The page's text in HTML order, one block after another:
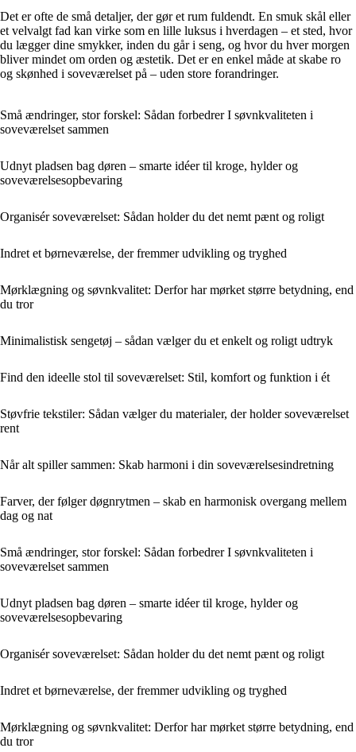
Det er ofte de små detaljer, der gør et rum fuldendt. En smuk skål eller
et velvalgt fad kan virke som en lille luksus i hverdagen – et sted, hvor
du lægger dine smykker, inden du går i seng, og hvor du hver morgen
bliver mindet om orden og æstetik. Det er en enkel måde at skabe ro
og skønhed i soveværelset på – uden store forandringer.
Små ændringer, stor forskel: Sådan forbedrer I søvnkvaliteten i
soveværelset sammen
Udnyt pladsen bag døren – smarte idéer til kroge, hylder og
soveværelsesopbevaring
Organisér soveværelset: Sådan holder du det nemt pænt og roligt
Indret et børneværelse, der fremmer udvikling og tryghed
Mørklægning og søvnkvalitet: Derfor har mørket større betydning, end
du tror
Minimalistisk sengetøj – sådan vælger du et enkelt og roligt udtryk
Find den ideelle stol til soveværelset: Stil, komfort og funktion i ét
Støvfrie tekstiler: Sådan vælger du materialer, der holder soveværelset
rent
Når alt spiller sammen: Skab harmoni i din soveværelsesindretning
Farver, der følger døgnrytmen – skab en harmonisk overgang mellem
dag og nat
Små ændringer, stor forskel: Sådan forbedrer I søvnkvaliteten i
soveværelset sammen
Udnyt pladsen bag døren – smarte idéer til kroge, hylder og
soveværelsesopbevaring
Organisér soveværelset: Sådan holder du det nemt pænt og roligt
Indret et børneværelse, der fremmer udvikling og tryghed
Mørklægning og søvnkvalitet: Derfor har mørket større betydning, end
du tror